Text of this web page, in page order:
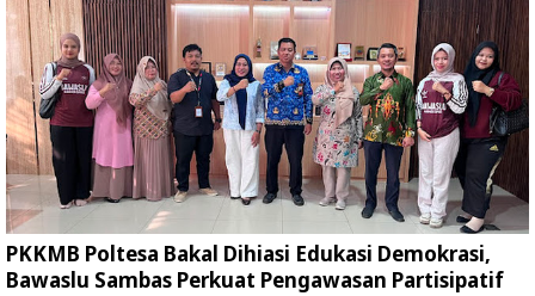
PKKMB Poltesa Bakal Dihiasi Edukasi Demokrasi,
Bawaslu Sambas Perkuat Pengawasan Partisipatif